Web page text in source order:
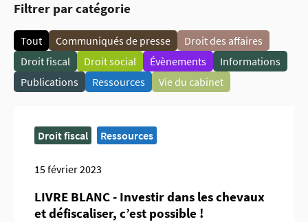
Filtrer par catégorie
Tout Communiqués de presse
Droit des affaires
Droit fiscal
Droit social Évènements
Informations
Publications
Ressources Vie du cabinet
Droit fiscal Ressources
15 février 2023
LIVRE BLANC - Investir dans les chevaux
et défiscaliser, c’est possible !